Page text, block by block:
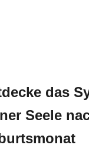
das
Seele